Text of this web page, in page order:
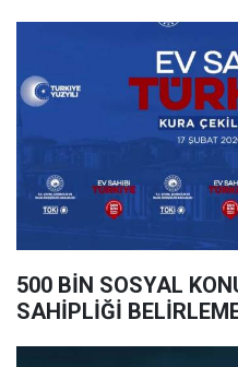
500 BİN SOSYAL
SAHİPLİĞİ